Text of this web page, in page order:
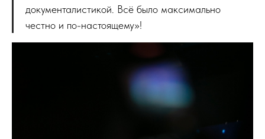
документалистикой. Всё было максимально
честно и по-настоящему»!